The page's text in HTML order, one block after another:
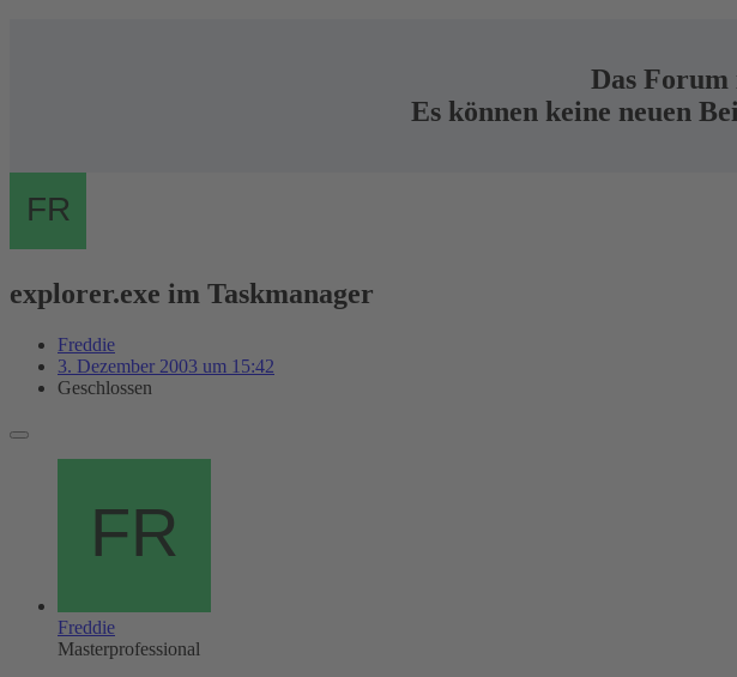
Das
Es können keine neuen
explorer.exe im Taskmanager
Freddie
3. Dezember 2003 um 15:42
Geschlossen
Freddie
Masterprofessional